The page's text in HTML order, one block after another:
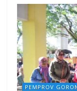
PEMPROV